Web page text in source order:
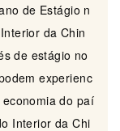
de Estágio n
da Chin
de estágio no
experienc
do paí
Interior da Chi